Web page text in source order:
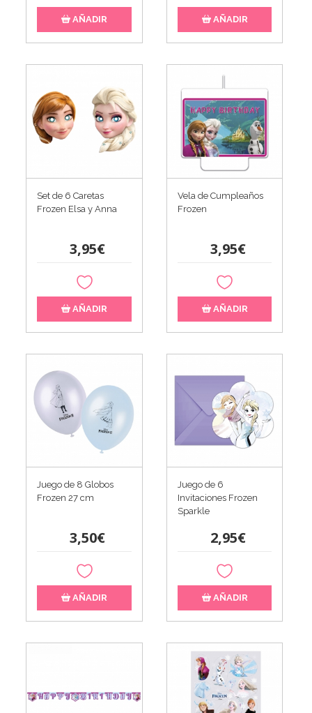
AÑADIR AÑADIR
Set de 6 Caretas
Frozen Elsa y Anna
3,95€
AÑADIR
Vela de Cumpleaños
Frozen
3,95€
AÑADIR
Juego de 8 Globos
Frozen 27 cm
3,50€
AÑADIR
Juego de 6
Invitaciones Frozen
Sparkle
2,95€
AÑADIR